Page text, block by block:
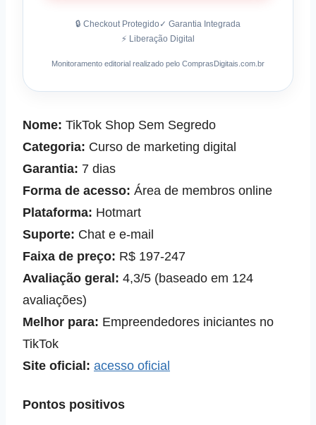
🔒 Checkout Protegido ✓ Garantia Integrada
⚡ Liberação Digital
Monitoramento editorial realizado pelo ComprasDigitais.com.br
Nome: TikTok Shop Sem Segredo
Categoria: Curso de marketing digital
Garantia: 7 dias
Forma de acesso: Área de membros online
Plataforma: Hotmart
Suporte: Chat e e‑mail
Faixa de preço: R$ 197‑247
Avaliação geral: 4,3/5 (baseado em 124
avaliações)
Melhor para: Empreendedores iniciantes no
TikTok
Site oficial: acesso oficial
Pontos positivos